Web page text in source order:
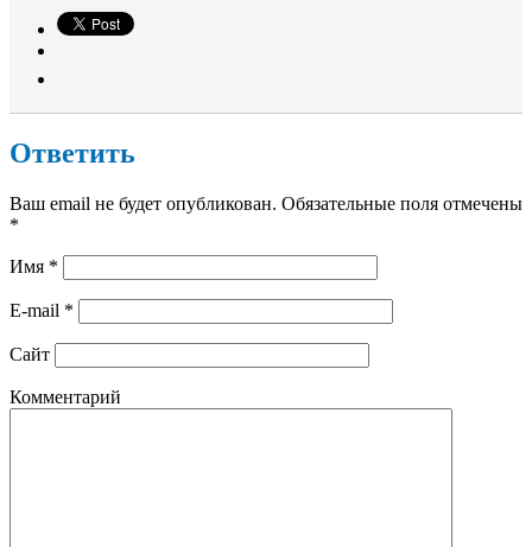
Ответить
Ваш email не будет опубликован. Обязательные поля отмечены
*
Имя *
E-mail *
Сайт
Комментарий